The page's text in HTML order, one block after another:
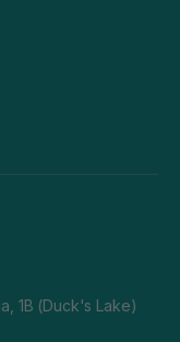
1В (Duck's Lake)